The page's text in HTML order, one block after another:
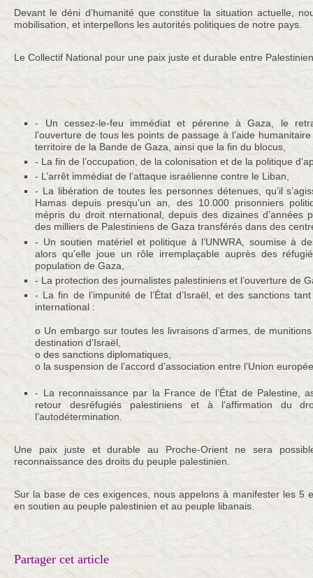
Devant le déni d’humanité que constitue la situation actuelle,
mobilisation, et interpellons les autorités politiques de notre pays.
Le Collectif National pour une paix juste et durable entre
- Un cessez-le-feu immédiat et pérenne à Gaza, le
l’ouverture de tous les points de passage à l’aide
territoire de la Bande de Gaza, ainsi que la fin du blocus,
- La fin de l’occupation, de la colonisation et de la politique
- L’arrêt immédiat de l’attaque israélienne contre le Liban,
- La libération de toutes les personnes détenues, qu’il
Hamas depuis presqu’un an, des 10.000 prisonniers
mépris du droit nternational, depuis des dizaines d’années
des milliers de Palestiniens de Gaza transférés dans des
- Un soutien matériel et politique à l’UNWRA, soumise à
alors qu’elle joue un rôle irremplaçable auprès des
population de Gaza,
- La protection des journalistes palestiniens et l’ouverture de
- La fin de l’impunité de l’État d’Israël, et des sanctions
international :
o Un embargo sur toutes les livraisons d’armes, de
destination d’Israël,
o des sanctions diplomatiques,
o la suspension de l’accord d’association entre l’Union
- La reconnaissance par la France de l’État de Palestine,
retour desréfugiés palestiniens et à l’affirmation du
l’autodétermination.
Une paix juste et durable au Proche-Orient ne sera
reconnaissance des droits du peuple palestinien.
Sur la base de ces exigences, nous appelons à manifester les 5
en soutien au peuple palestinien et au peuple libanais.
Partager cet article